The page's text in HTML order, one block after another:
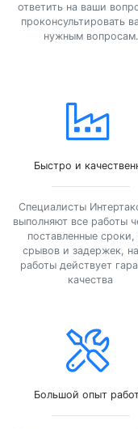
ответить на ваши
проконсультировать
нужным вопросам.
Быстро и
Специалисты
выполняют все работы
поставленные сроки,
срывов и задержек,
работы действует
качества
Большой опыт